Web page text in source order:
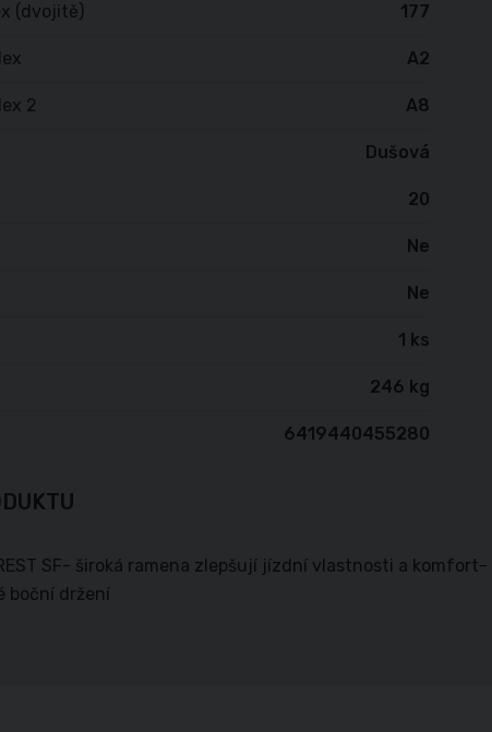
(dvojitě) 177
A2
2 A8
Dušová
20
Ne
Ne
1 ks
246 kg
6419440455280
SF- široká ramena zlepšují jízdní vlastnosti a
boční držení